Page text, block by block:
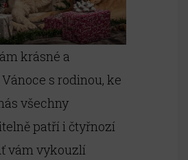
online
Online lekce
HafTriky
krásné a
s rodinou, ke
všechny
patří i čtyřnozí
vám vykouzlí